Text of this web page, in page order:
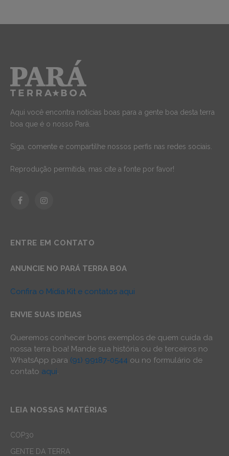
Aqui você encontra notícias boas para a gente boa desta terra
boa que é o nosso Pará.
Siga, comente e compartilhe nossos perfis nas redes sociais.
Reprodução permitida, mas cite a fonte por favor!
FacebookInstagram
ENTRE EM CONTATO
ANUNCIE NO PARÁ TERRA BOA
Confira o Mídia Kit e contatos aqui
ENVIE SUAS IDEIAS
Queremos conhecer bons exemplos de quem cuida da
nossa terra boa! Mande sua história ou de terceiros no
WhatsApp para (91) 99187-0544 ou no formulário de
contato aqui.
LEIA NOSSAS MATÉRIAS
COP30
GENTE DA TERRA